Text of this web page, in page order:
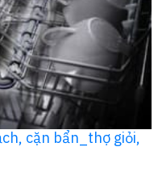
cặn bẩn_thợ giỏi,